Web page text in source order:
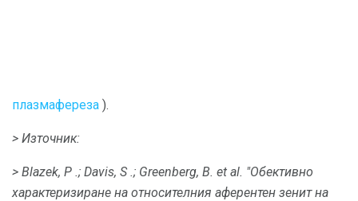
плазмафереза ).
> Източник:
> Blazek, P .; Davis, S .; Greenberg, В. et al. "Обективно
характеризиране на относителния аферентен зенит на